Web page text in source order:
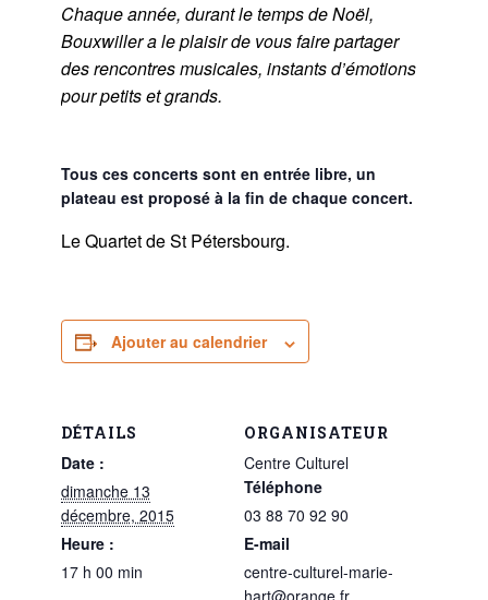
Chaque année, durant le temps de Noël,
Bouxwiller a le plaisir de vous faire partager
des rencontres musicales, instants d’émotions
pour petits et grands.
Tous ces concerts sont en entrée libre, un
plateau est proposé à la fin de chaque concert.
Le Quartet de St Pétersbourg.
Ajouter au calendrier
DÉTAILS
Date :
dimanche 13
décembre, 2015
Heure :
17 h 00 min
ORGANISATEUR
Centre Culturel
Téléphone
03 88 70 92 90
E-mail
centre-culturel-marie-